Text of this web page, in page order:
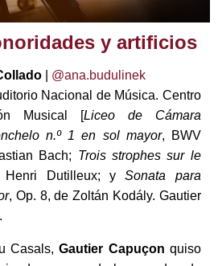
y artificios
@ana.budulinek
Nacional de Música. Centro
Musical [ Liceo de Cámara
n.º 1 en sol mayor, BWV
Bach; Trois strophes sur le
Dutilleux; ySonata para
, Op. 8, de Zoltán Kodály. Gautier
Casals,Gautier Capuçon quiso